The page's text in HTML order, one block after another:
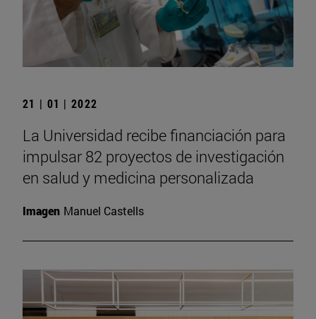
21 | 01 | 2022
La Universidad recibe financiación para
impulsar 82 proyectos de investigación
en salud y medicina personalizada
Imagen Manuel Castells